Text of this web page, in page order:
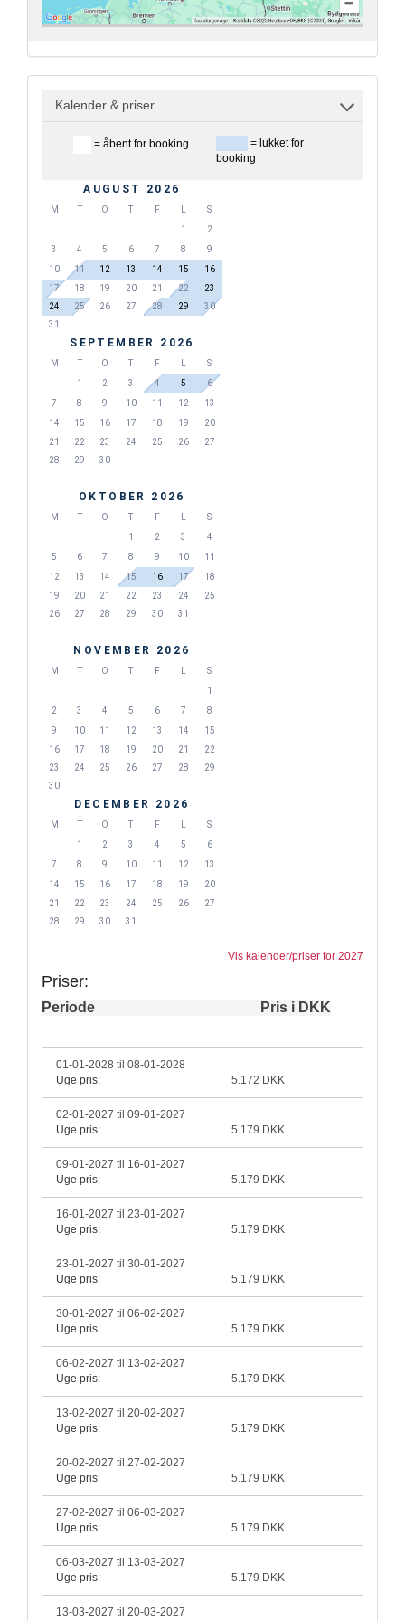
Kalender & priser
= åbent for booking
= lukket for
booking
AUGUST 2026
M T O T F
S
1
2
3
4 5 6 7 8
9
10
11 12 13 14 15
16
17
18 19 20 21 22
23
24
25 26 27 28 29
30
31
SEPTEMBER 2026
M T O T F
S
1
2 3 4 5
6
7
8 9 10 11 12
13
14
15 16 17 18 19
20
21
22 23 24 25 26
27
28
29 30
OKTOBER 2026
M T O T F
S
1
2 3
4
5
6 7 8 9 10
11
12
13 14 15 16 17
18
19
20 21 22 23 24
25
26
27 28 29 30 31
NOVEMBER 2026
M T O T F
S
1
2
3 4 5 6 7
8
9
10 11 12 13 14
15
16
17 18 19 20 21
22
23
24 25 26 27 28
29
30
DECEMBER 2026
M T O T F
S
1
2 3 4 5
6
7
8 9 10 11 12
13
14
15 16 17 18 19
20
21
22 23 24 25 26
27
28
29 30 31
Vis kalender/priser for 2027
Priser:
Periode Pris i DKK
01-01-2028 til 08-01-2028
Uge pris:
5.172 DKK
02-01-2027 til 09-01-2027
Uge pris:
5.179 DKK
09-01-2027 til 16-01-2027
Uge pris:
5.179 DKK
16-01-2027 til 23-01-2027
Uge pris:
5.179 DKK
23-01-2027 til 30-01-2027
Uge pris:
5.179 DKK
30-01-2027 til 06-02-2027
Uge pris:
5.179 DKK
06-02-2027 til 13-02-2027
Uge pris:
5.179 DKK
13-02-2027 til 20-02-2027
Uge pris:
5.179 DKK
20-02-2027 til 27-02-2027
Uge pris:
5.179 DKK
27-02-2027 til 06-03-2027
Uge pris:
5.179 DKK
06-03-2027 til 13-03-2027
Uge pris:
5.179 DKK
13-03-2027 til 20-03-2027